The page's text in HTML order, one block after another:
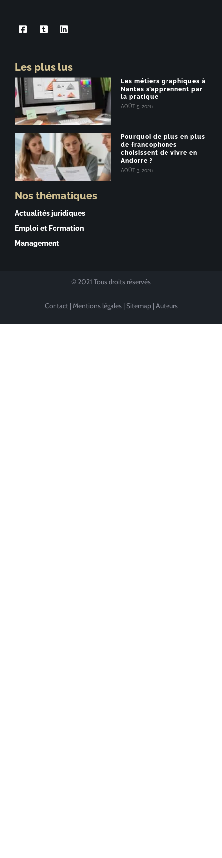
Les plus lus
Les métiers graphiques à
Nantes s’apprennent par
la pratique
AOÛT 5, 2026
Pourquoi de plus en plus
de francophones
choisissent de vivre en
Andorre ?
AOÛT 3, 2026
Nos thématiques
Actualités juridiques
Emploi et Formation
Management
© 2021 Tous droits réservés
Contact|Mentions légales| Sitemap|Auteurs